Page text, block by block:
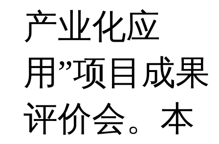
产业化应
用”项目成果
评价会。本